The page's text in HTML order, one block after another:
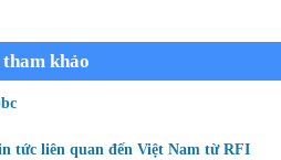
tham khảo
tức liên quan đến Việt Nam từ RFI